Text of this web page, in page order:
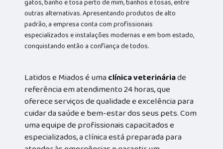
gatos, banho e tosa perto de mim, banhos e tosas, entre
outras alternativas. Apresentando produtos de alto
padrão, a empresa conta com profissionais
especializados e instalações modernas e em bom estado,
conquistando então a confiança de todos.
Latidos e Miados é umaclínica veterináriade
referência em atendimento 24 horas, que
oferece serviços de qualidade e excelência para
cuidar da saúde e bem-estar dos seus pets. Com
uma equipe de profissionais capacitados e
especializados, a clínica está preparada para